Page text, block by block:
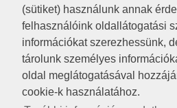
(sütiket) használunk annak
felhasználóink oldallátogatási
információkat szerezhessünk,
tárolunk személyes
oldal meglátogatásával
cookie-k használatához.
A HONLAP 2017.03.31-I ÁLLAPOTA
JOGI NYILATKOZAT
IMPRESSZUM